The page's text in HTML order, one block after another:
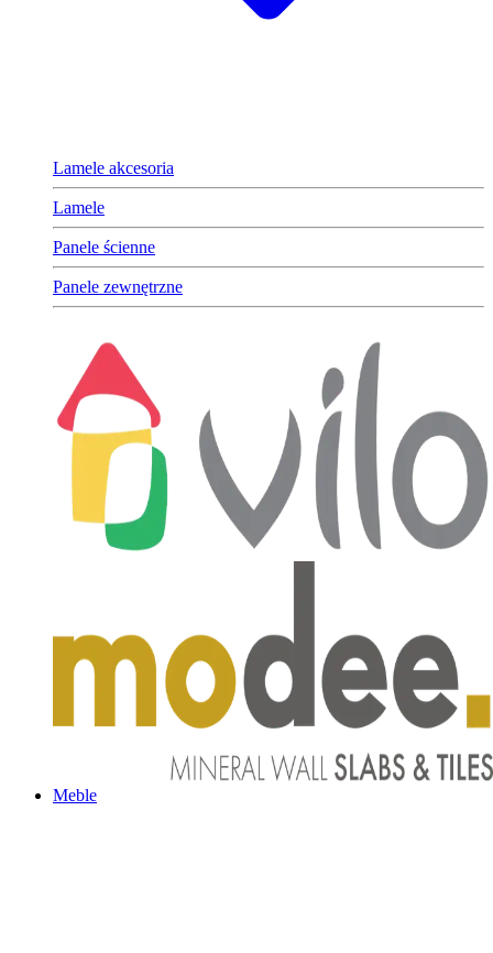
Lamele akcesoria
Lamele
Panele ścienne
Panele zewnętrzne
Meble